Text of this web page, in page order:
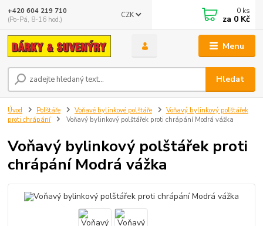
Menu
CZK
Hledat
+420 604 219 710
(Po-Pá, 8-16 hod.)
0 ks
za 0 Kč
Úvod Polštáře Voňavé bylinkové polštáře
Voňavý bylinkový polštářek
proti chrápání
Voňavý bylinkový polštářek proti chrápání Modrá vážka
Voňavý bylinkový polštářek proti
chrápání Modrá vážka